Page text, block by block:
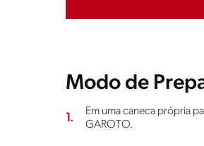
Modo de
1.
Em uma caneca própria
GAROTO.